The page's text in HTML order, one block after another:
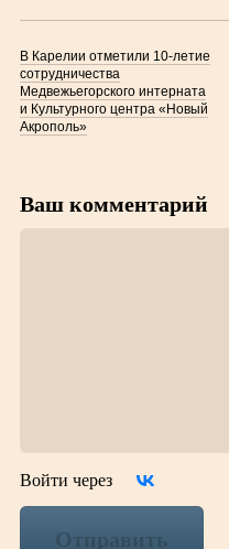
В Карелии отметили 10-летие
сотрудничества
Медвежьегорского интерната
и Культурного центра «Новый
Акрополь»
Ваш комментарий
Войти через
Отправить